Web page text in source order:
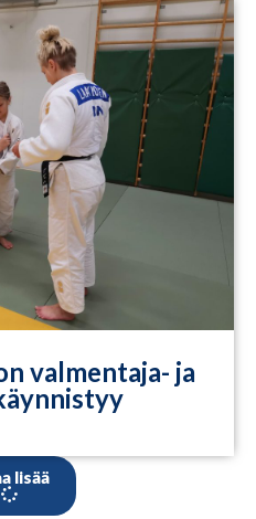
valmentaja- ja
lisää